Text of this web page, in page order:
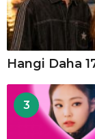
Hangi Daha
3